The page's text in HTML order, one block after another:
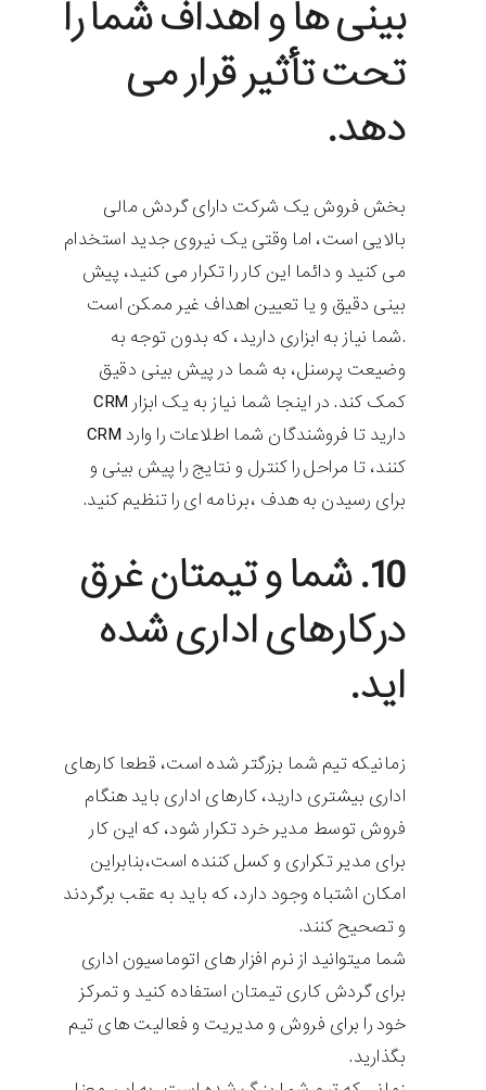
بینی ها و اهداف شما را
تحت تأثیر قرار می
دهد.
بخش فروش یک شرکت دارای گردش مالی
بالایی است، اما وقتی یک نیروی جدید استخدام
می کنید و دائما این کار را تکرار می کنید، پیش
بینی دقیق و یا تعیین اهداف غیر ممکن است
.شما نیاز به ابزاری دارید، که بدون توجه به
وضیعت پرسنل، به شما در پیش بینی دقیق
کمک کند. در اینجا شما نیاز به یک ابزار CRM
دارید تا فروشندگان شما اطلاعات را وارد CRM
کنند، تا مراحل را کنترل و نتایج را پیش بینی و
برای رسیدن به هدف ،برنامه ای را تنظیم کنید.
10. شما و تیمتان غرق
درکارهای اداری شده
اید.
زمانیکه تیم شما بزرگتر شده است، قطعا کارهای
اداری بیشتری دارید، کارهای اداری باید هنگام
فروش توسط مدیر خرد تکرار شود، که این کار
برای مدیر تکراری و کسل کننده است،بنابراین
امکان اشتباه وجود دارد، که باید به عقب برگردند
و تصحیح کنند.
شما میتوانید از نرم افزار های اتوماسیون اداری
برای گردش کاری تیمتان استفاده کنید و تمرکز
خود را برای فروش و مدیریت و فعالیت های تیم
بگذارید.